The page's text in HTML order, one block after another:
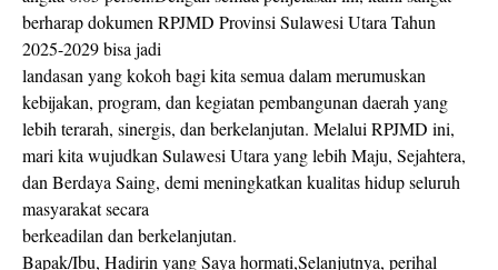
berharap dokumen RPJMD Provinsi Sulawesi Utara Tahun
2025-2029 bisa jadi
landasan yang kokoh bagi kita semua dalam merumuskan
kebijakan, program, dan kegiatan pembangunan daerah yang
lebih terarah, sinergis, dan berkelanjutan. Melalui RPJMD ini,
mari kita wujudkan Sulawesi Utara yang lebih Maju, Sejahtera,
dan Berdaya Saing, demi meningkatkan kualitas hidup seluruh
masyarakat secara
berkeadilan dan berkelanjutan.
Bapak/Ibu, Hadirin yang Saya hormati,Selanjutnya, perihal